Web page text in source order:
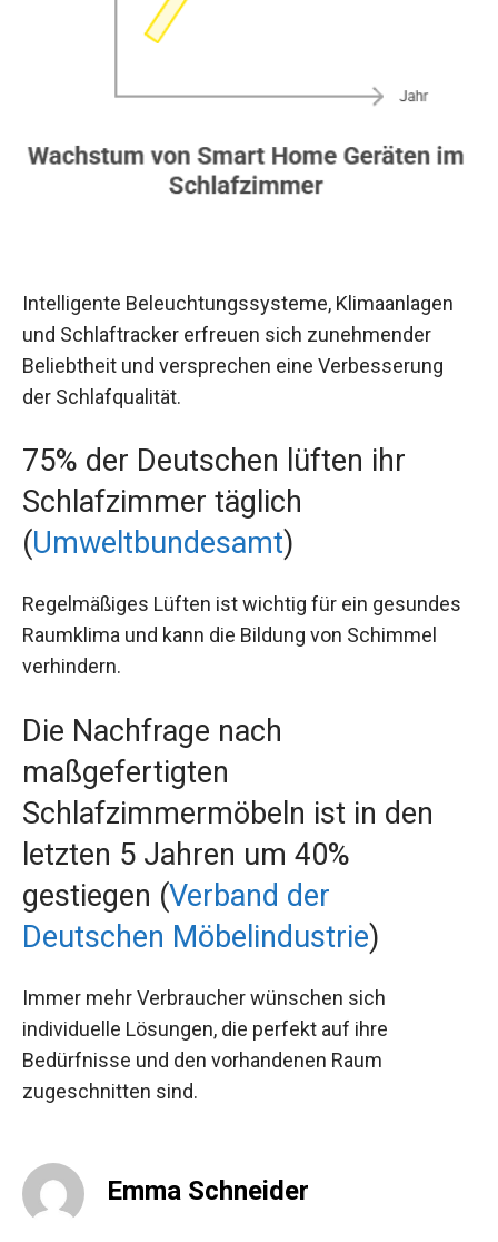
Intelligente Beleuchtungssysteme, Klimaanlagen
und Schlaftracker erfreuen sich zunehmender
Beliebtheit und versprechen eine Verbesserung
der Schlafqualität.
75% der Deutschen lüften ihr
Schlafzimmer täglich
(Umweltbundesamt)
Regelmäßiges Lüften ist wichtig für ein gesundes
Raumklima und kann die Bildung von Schimmel
verhindern.
Die Nachfrage nach
maßgefertigten
Schlafzimmermöbeln ist in den
letzten 5 Jahren um 40%
gestiegen (Verband der
Deutschen Möbelindustrie)
Immer mehr Verbraucher wünschen sich
individuelle Lösungen, die perfekt auf ihre
Bedürfnisse und den vorhandenen Raum
zugeschnitten sind.
Emma Schneider